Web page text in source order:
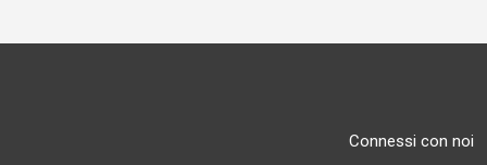
Connessi con noi